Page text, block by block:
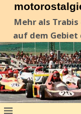
Mehr als
auf dem Gebiet